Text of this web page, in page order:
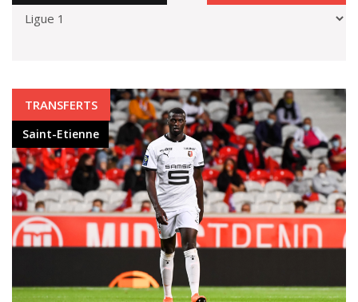
Saint-Etienne
TRANSFERTS
Saint-Etienne